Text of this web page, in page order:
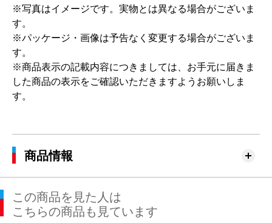
※写真はイメージです。実物とは異なる場合がございま
す。
※パッケージ・画像は予告なく変更する場合がございま
す。
※商品表示の記載内容につきましては、お手元に届きま
した商品の表示をご確認いただきますようお願いしま
す。
商品情報
この商品を見た人は
こちらの商品も見ています